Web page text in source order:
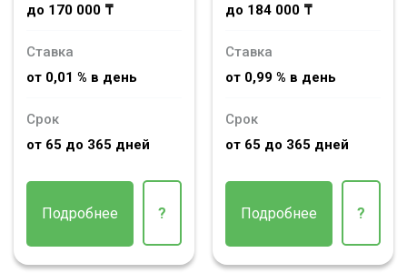
до 170 000 ₸
Ставка
от 0,01 % в день
Срок
от 65 до 365 дней
Подробнее ?
до 184 000 ₸
Ставка
от 0,99 % в день
Срок
от 65 до 365 дней
Подробнее ?